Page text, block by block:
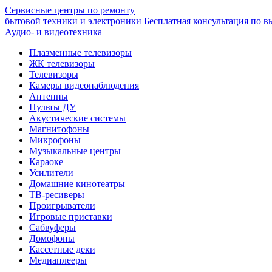
Сервисные центры по ремонту
бытовой техники и электроники Бесплатная консультация по
Аудио- и видеотехника
Плазменные телевизоры
ЖК телевизоры
Телевизоры
Камеры видеонаблюдения
Антенны
Пульты ДУ
Акустические системы
Магнитофоны
Микрофоны
Музыкальные центры
Караоке
Усилители
Домашние кинотеатры
ТВ-ресиверы
Проигрыватели
Игровые приставки
Сабвуферы
Домофоны
Кассетные деки
Медиаплееры